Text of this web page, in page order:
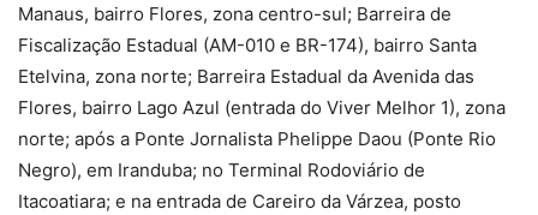
Manaus, bairro Flores, zona centro-sul; Barreira de
Fiscalização Estadual (AM-010 e BR-174), bairro Santa
Etelvina, zona norte; Barreira Estadual da Avenida das
Flores, bairro Lago Azul (entrada do Viver Melhor 1), zona
norte; após a Ponte Jornalista Phelippe Daou (Ponte Rio
Negro), em Iranduba; no Terminal Rodoviário de
Itacoatiara; e na entrada de Careiro da Várzea, posto